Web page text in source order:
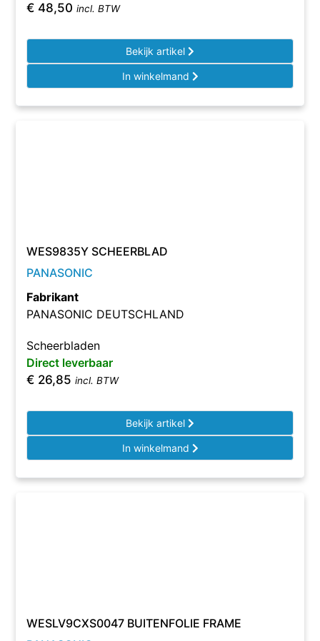
€ 48,50 incl. BTW
Bekijk artikel
In winkelmand
WES9835Y SCHEERBLAD
PANASONIC
Fabrikant
PANASONIC DEUTSCHLAND
Scheerbladen
Direct leverbaar
€ 26,85 incl. BTW
Bekijk artikel
In winkelmand
WESLV9CXS0047 BUITENFOLIE FRAME